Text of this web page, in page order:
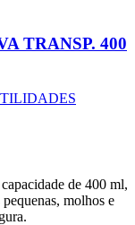
TRANSP. 400
de 400 ml,
molhos e